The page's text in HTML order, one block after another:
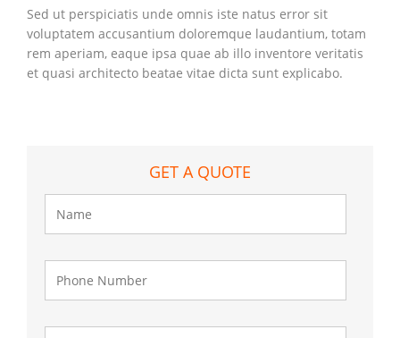
Sed ut perspiciatis unde omnis iste natus error sit
voluptatem accusantium doloremque laudantium, totam
rem aperiam, eaque ipsa quae ab illo inventore veritatis
et quasi architecto beatae vitae dicta sunt explicabo.
GET A QUOTE